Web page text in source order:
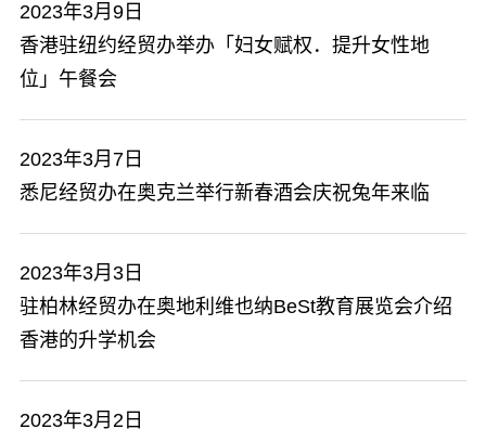
2023年3月9日
香港驻纽约经贸办举办「妇女赋权．提升女性地
位」午餐会
2023年3月7日
悉尼经贸办在奥克兰举行新春酒会庆祝兔年来临
2023年3月3日
驻柏林经贸办在奥地利维也纳BeSt教育展览会介绍
香港的升学机会
2023年3月2日